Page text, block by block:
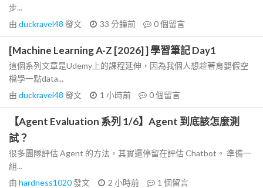
步...
由 duckravel48 發文 33 分鐘前 0個留言
[Machine Learning A-Z [2026] ] 學習筆記 Day1
這個系列文章是Udemy上的課程延伸，因為我個人想趁著育嬰假空
檔學一點data...
由 duckravel48 發文 1 小時前 0個留言
【Agent Evaluation 系列 1/6】Agent 到底該怎麼測
試？
很多團隊評估 Agent 的方法，其實還停留在評估 Chatbot。 準備一
組...
由 hardness1020發文 2 小時前 1 個留言